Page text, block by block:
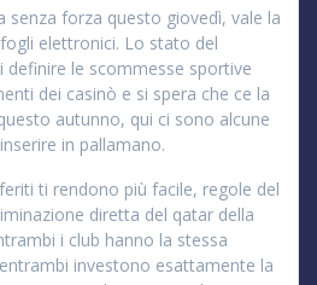
forza questo giovedì, vale la
elettronici. Lo stato del
definire le scommesse sportive
dei casinò e si spera che ce la
autunno, qui ci sono alcune
in pallamano.
ti rendono più facile, regole del
diretta del qatar della
i club hanno la stessa
investono esattamente la